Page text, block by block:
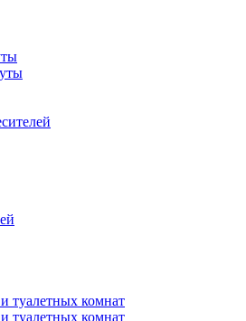
туалетных комнат
туалетных комнат